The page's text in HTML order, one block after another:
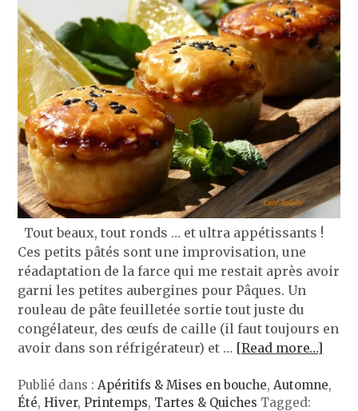
Tout beaux, tout ronds … et ultra appétissants !
Ces petits pâtés sont une improvisation, une
réadaptation de la farce qui me restait après avoir
garni les petites aubergines pour Pâques. Un
rouleau de pâte feuilletée sortie tout juste du
congélateur, des œufs de caille (il faut toujours en
avoir dans son réfrigérateur) et … [Read more…]
Publié dans :Apéritifs & Mises en bouche,Automne,
Été,Hiver,Printemps, Tartes & Quiches Tagged: